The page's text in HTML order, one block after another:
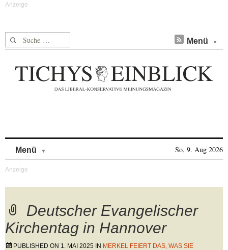
Suche nach: Menü
Menü So, 9. Aug 2026
Deutscher Evangelischer
Kirchentag in Hannover
PUBLISHED ON 1. MAI 2025 IN MERKEL FEIERT DAS, WAS SIE